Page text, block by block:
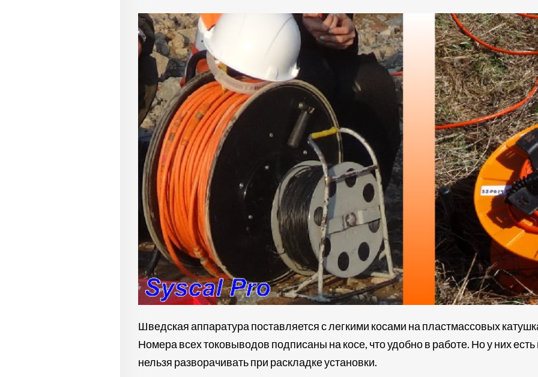
Шведская аппаратура поставляется с легкими косами на пластмассовых
Номера всех токовыводов подписаны на косе, что удобно в работе. Но у них
нельзя разворачивать при раскладке установки.